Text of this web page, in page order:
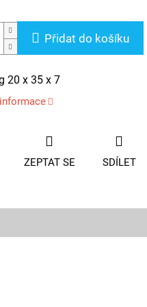
Přidat do košíku
20 x 35 x 7
ZEPTAT SE SDÍLET